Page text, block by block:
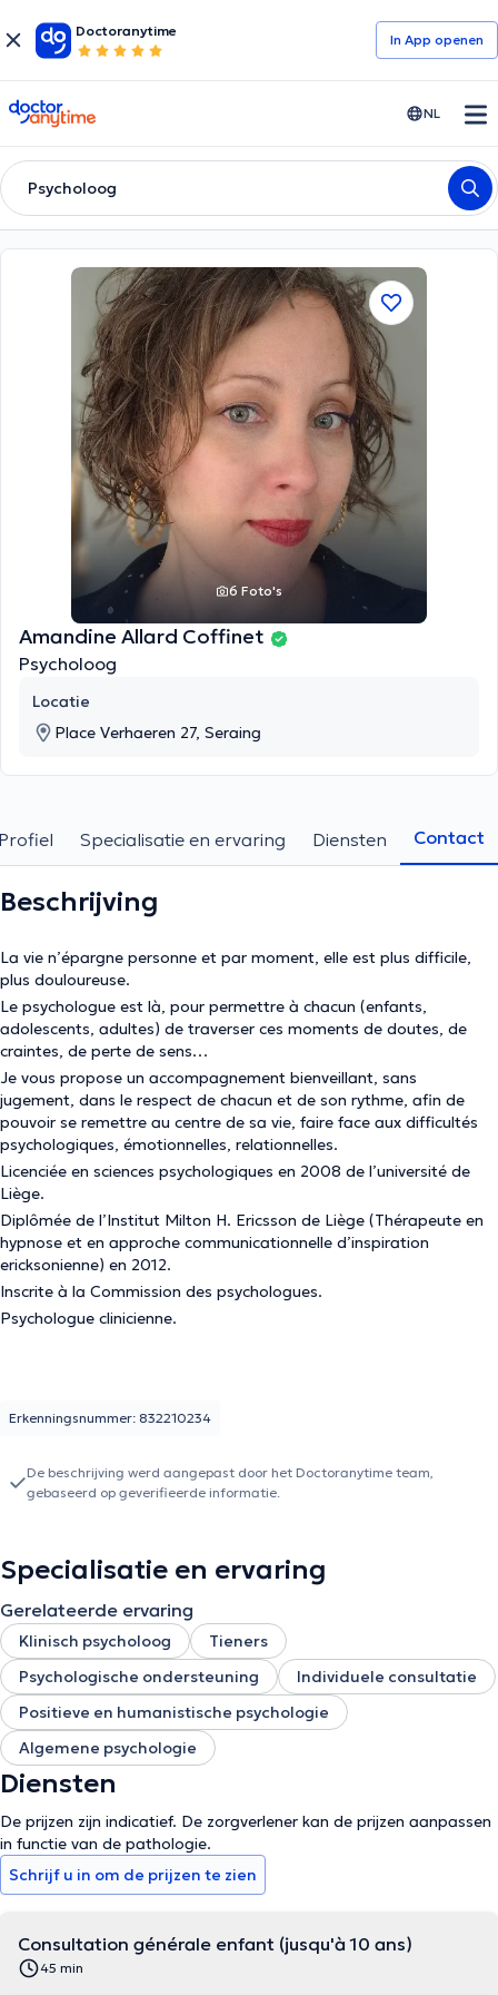
Doctoranytime
In App openen
doctoranytime NL
Psycholoog
6 Foto's
Amandine Allard Coffinet
Psycholoog
Locatie
Place Verhaeren 27, Seraing
Specialisatie en ervaring Diensten Contact
Beschrijving
La vie n’épargne personne et par moment, elle est plus difficile,
plus douloureuse.
Le psychologue est là, pour permettre à chacun (enfants,
adolescents, adultes) de traverser ces moments de doutes, de
craintes, de perte de sens…
Je vous propose un accompagnement bienveillant, sans
jugement, dans le respect de chacun et de son rythme, afin de
pouvoir se remettre au centre de sa vie, faire face aux difficultés
psychologiques, émotionnelles, relationnelles.
Licenciée en sciences psychologiques en 2008 de l’université de
Liège.
Diplômée de l’Institut Milton H. Ericsson de Liège (Thérapeute en
hypnose et en approche communicationnelle d’inspiration
ericksonienne) en 2012.
Inscrite à la Commission des psychologues.
Psychologue clinicienne.
Erkenningsnummer: 832210234
De beschrijving werd aangepast door het Doctoranytime team,
gebaseerd op geverifieerde informatie.
Specialisatie en ervaring
Gerelateerde ervaring
Klinisch psycholoog
Tieners
Psychologische ondersteuning
Individuele consultatie
Positieve en humanistische psychologie
Algemene psychologie
Diensten
De prijzen zijn indicatief. De zorgverlener kan de prijzen aanpassen
in functie van de pathologie.
Schrijf u in om de prijzen te zien
Consultation générale enfant (jusqu'à 10 ans)
45 min